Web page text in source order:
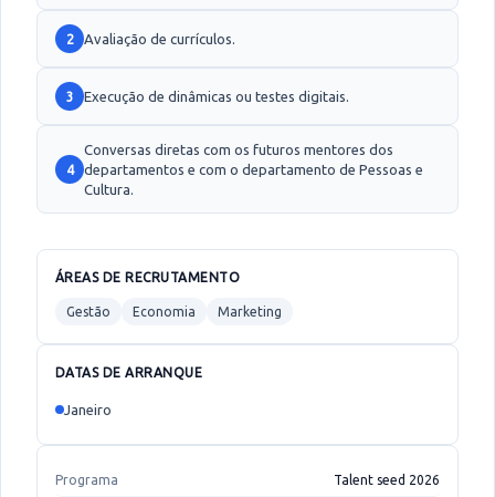
2 Avaliação de currículos.
3 Execução de dinâmicas ou testes digitais.
4
Conversas diretas com os futuros mentores dos
departamentos e com o departamento de Pessoas e
Cultura.
ÁREAS DE RECRUTAMENTO
Gestão Economia Marketing
DATAS DE ARRANQUE
Janeiro
Programa Talent seed 2026